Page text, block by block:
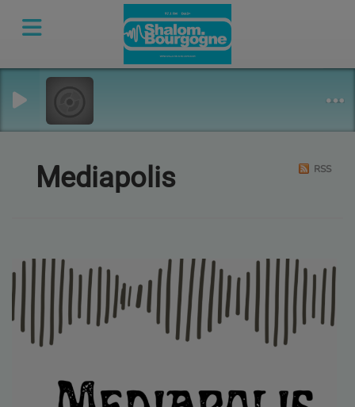
Mediapolis RSS